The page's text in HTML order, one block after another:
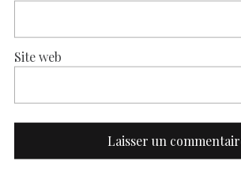
Site web